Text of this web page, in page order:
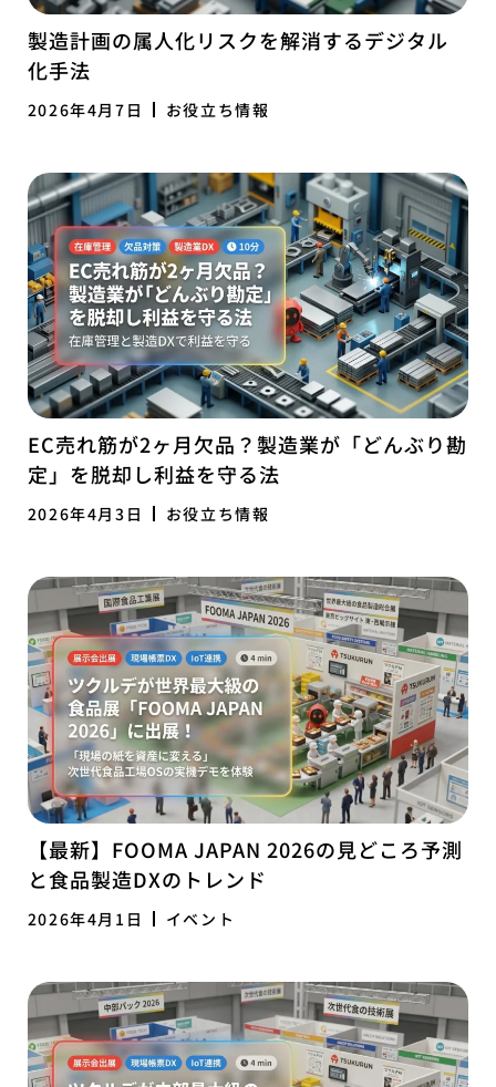
製造計画の属人化リスクを解消するデジタル
化手法
2026年4月7日 お役立ち情報
EC売れ筋が2ヶ月欠品？製造業が「どんぶり勘
定」を脱却し利益を守る法
2026年4月3日 お役立ち情報
【最新】FOOMA JAPAN 2026の見どころ予測
と食品製造DXのトレンド
2026年4月1日 イベント